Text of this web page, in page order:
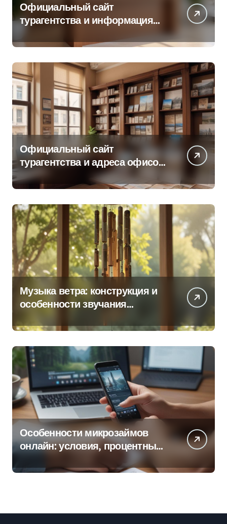
Официальный сайт
турагентства и информация
Официальный сайт
турагентства и адреса офисов
продаж по регионам
Музыка ветра: конструкция и
особенности звучания
Особенности микрозаймов
онлайн: условия, процентные
ставки и порядок оформления